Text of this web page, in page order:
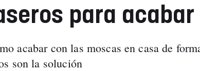
para
acabar con las moscas en casa de
son la solución